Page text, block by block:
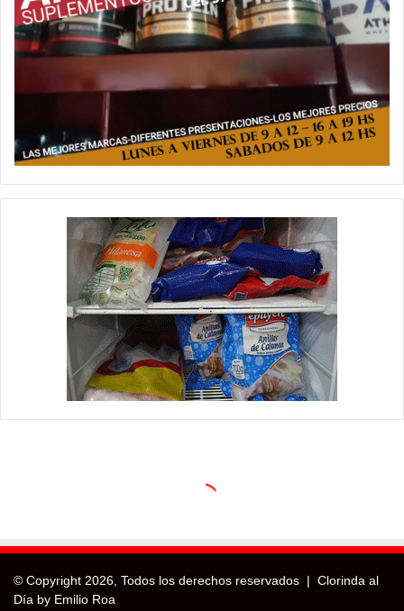
© Copyright 2026, Todos los derechos reservados | Clorinda al
Día by Emilio Roa